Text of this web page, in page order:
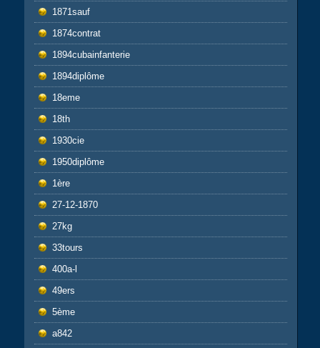
1871sauf
1874contrat
1894cubainfanterie
1894diplôme
18eme
18th
1930cie
1950diplôme
1ère
27-12-1870
27kg
33tours
400a-l
49ers
5ème
a842